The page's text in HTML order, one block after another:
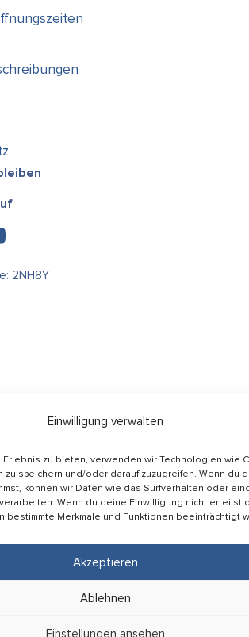
Einwilligung verwalten
Erlebnis zu bieten, verwenden wir Technologien wie
zu speichern und/oder darauf zuzugreifen. Wenn du
können wir Daten wie das Surfverhalten oder
Wenn du deine Einwilligung nicht erteilst
bestimmte Merkmale und Funktionen beeinträchtigt
Akzeptieren
Ablehnen
Einstellungen ansehen
2NH8Y